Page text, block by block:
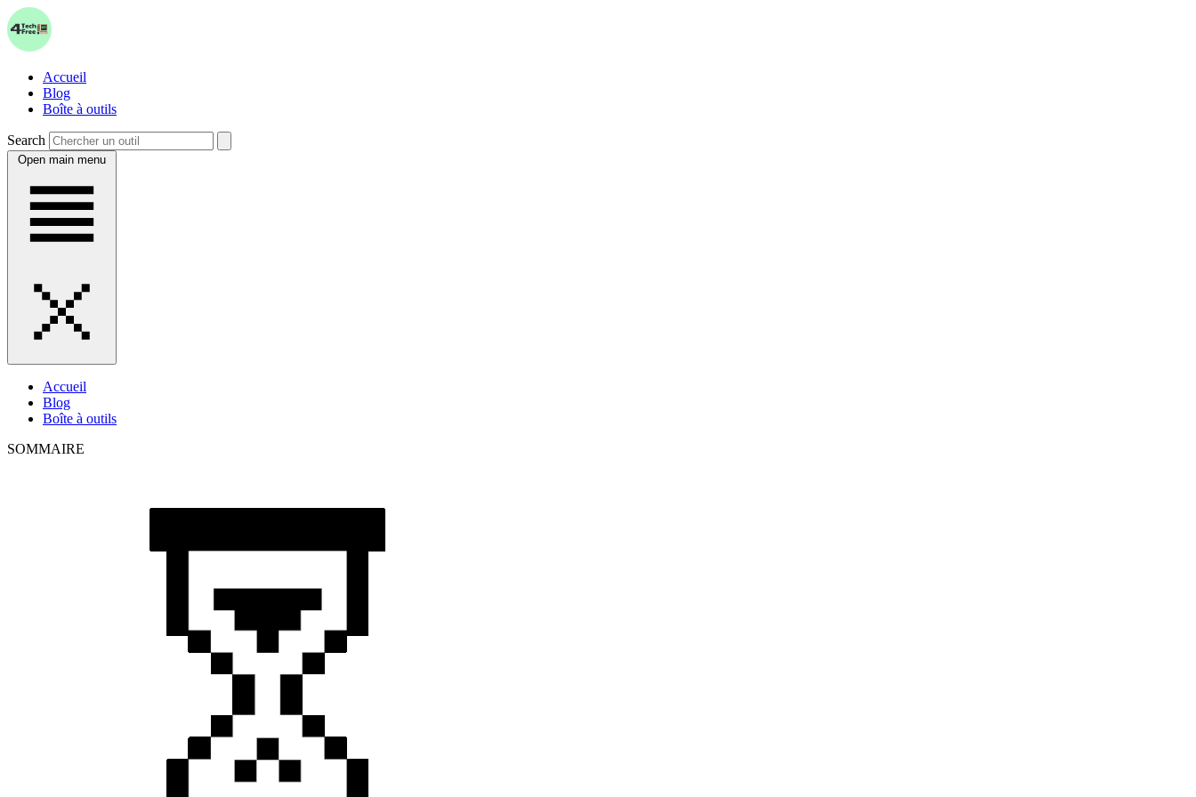
Accueil
Blog
Boîte à outils
Search
Open main menu
Accueil
Blog
Boîte à outils
SOMMAIRE